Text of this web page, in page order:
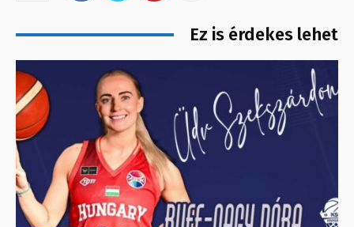
Ez is érdekes lehet